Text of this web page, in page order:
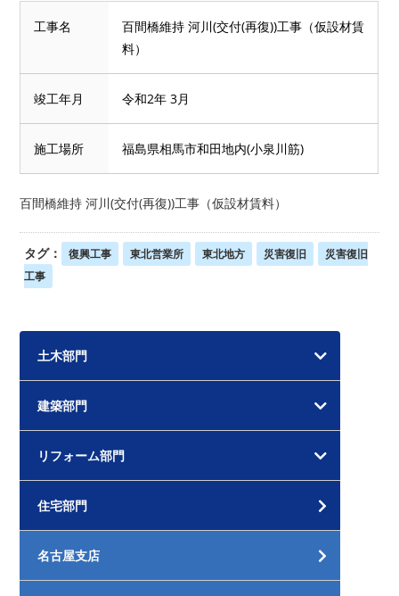
工事名
百間橋維持 河川(交付(再復))工事（仮設材賃
料）
竣工年月 令和2年 3月
施工場所 福島県相馬市和田地内(小泉川筋)
百間橋維持 河川(交付(再復))工事（仮設材賃料）
タグ： 復興工事 東北営業所 東北地方 災害復旧
災害復旧
工事
土木部門
建築部門
リフォーム部門
住宅部門
名古屋支店